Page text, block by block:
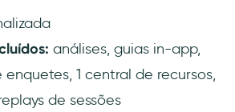
análises, guias in-app,
enquetes, 1 central de recursos,
de sessões